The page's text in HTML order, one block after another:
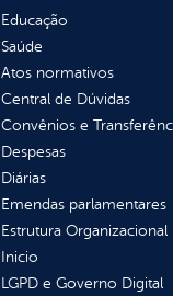
Educação
Saúde
Atos normativos
Central de Dúvidas
Convênios e
Despesas
Diárias
Emendas parlamentares
Estrutura Organizacional
Inicio
LGPD e Governo Digital